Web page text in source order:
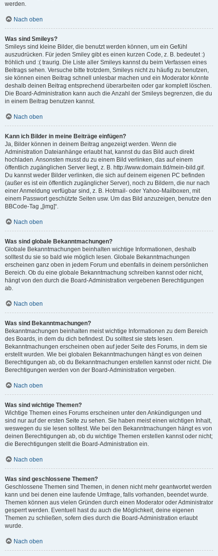
werden.
Nach oben
Was sind Smileys?
Smileys sind kleine Bilder, die benutzt werden können, um ein Gefühl
auszudrücken. Für jeden Smiley gibt es einen kurzen Code, z. B. bedeutet :)
fröhlich und :( traurig. Die Liste aller Smileys kannst du beim Verfassen eines
Beitrags sehen. Versuche bitte trotzdem, Smileys nicht zu häufig zu benutzen,
sie können einen Beitrag schnell unlesbar machen und ein Moderator könnte
deshalb deinen Beitrag entsprechend überarbeiten oder gar komplett löschen.
Die Board-Administration kann auch die Anzahl der Smileys begrenzen, die du
in einem Beitrag benutzen kannst.
Nach oben
Kann ich Bilder in meine Beiträge einfügen?
Ja, Bilder können in deinem Beitrag angezeigt werden. Wenn die
Administration Dateianhänge erlaubt hat, kannst du das Bild auch direkt
hochladen. Ansonsten musst du zu einem Bild verlinken, das auf einem
öffentlich zugänglichen Server liegt, z. B. http://www.domain.tld/mein-bild.gif.
Du kannst weder Bilder verlinken, die sich auf deinem eigenen PC befinden
(außer es ist ein öffentlich zugänglicher Server), noch zu Bildern, die nur nach
einer Anmeldung verfügbar sind, z. B. Hotmail- oder Yahoo-Mailboxen, mit
einem Passwort geschützte Seiten usw. Um das Bild anzuzeigen, benutze den
BBCode-Tag „[img]“.
Nach oben
Was sind globale Bekanntmachungen?
Globale Bekanntmachungen beinhalten wichtige Informationen, deshalb
solltest du sie so bald wie möglich lesen. Globale Bekanntmachungen
erscheinen ganz oben in jedem Forum und ebenfalls in deinem persönlichen
Bereich. Ob du eine globale Bekanntmachung schreiben kannst oder nicht,
hängt von den durch die Board-Administration vergebenen Berechtigungen
ab.
Nach oben
Was sind Bekanntmachungen?
Bekanntmachungen beinhalten meist wichtige Informationen zu dem Bereich
des Boards, in dem du dich befindest. Du solltest sie stets lesen.
Bekanntmachungen erscheinen oben auf jeder Seite des Forums, in dem sie
erstellt wurden. Wie bei globalen Bekanntmachungen hängt es von deinen
Berechtigungen ab, ob du Bekanntmachungen erstellen kannst oder nicht. Die
Berechtigungen werden von der Board-Administration vergeben.
Nach oben
Was sind wichtige Themen?
Wichtige Themen eines Forums erscheinen unter den Ankündigungen und
sind nur auf der ersten Seite zu sehen. Sie haben meist einen wichtigen Inhalt,
weswegen du sie lesen solltest. Wie bei den Bekanntmachungen hängt es von
deinen Berechtigungen ab, ob du wichtige Themen erstellen kannst oder nicht;
die Berechtigungen stellt die Board-Administration ein.
Nach oben
Was sind geschlossene Themen?
Geschlossene Themen sind Themen, in denen nicht mehr geantwortet werden
kann und bei denen eine laufende Umfrage, falls vorhanden, beendet wurde.
Themen können aus vielen Gründen durch einen Moderator oder Administrator
gesperrt werden. Eventuell hast du auch die Möglichkeit, deine eigenen
Themen zu schließen, sofern dies durch die Board-Administration erlaubt
wurde.
Nach oben